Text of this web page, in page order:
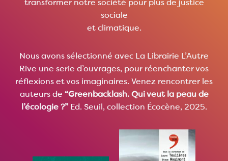
transformer notre société pour plus de justice
sociale
et climatique.
Nous avons sélectionné avec La Librairie L’Autre
Rive une serie d’ouvrages, pour réenchanter vos
réflexions et vos imaginaires. Venez rencontrer les
auteurs de “Greenbacklash. Qui veut la peau de
l’écologie ?” Ed. Seuil, collection Écocène, 2025.